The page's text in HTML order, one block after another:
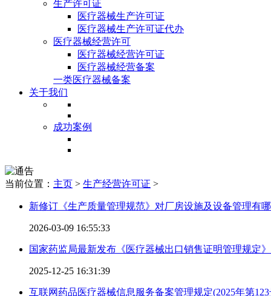
生产许可证
医疗器械生产许可证
医疗器械生产许可证代办
医疗器械经营许可
医疗器械经营许可证
医疗器械经营备案
一类医疗器械备案
关于我们
成功案例
当前位置： 主页 > 生产经营许可证 >
新修订《生产质量管理规范》对厂房设施及设备管理有
2026-03-09 16:55:33
国家药监局最新发布《医疗器械出口销售证明管理规定》
2025-12-25 16:31:39
互联网药品医疗器械信息服务备案管理规定(2025年第123